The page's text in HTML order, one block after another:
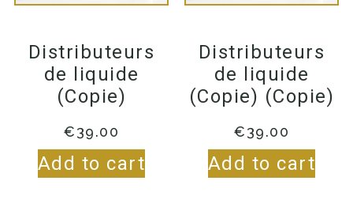
Distributeurs
de liquide
(Copie)
€39.00
Add to cart
Distributeurs
de liquide
(Copie) (Copie)
€39.00
Add to cart